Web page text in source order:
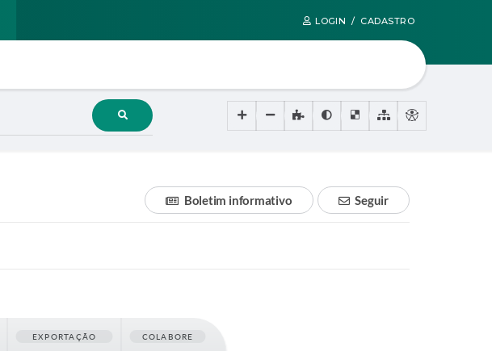
LOGIN / CADASTRO
Seguir
Boletim informativo
EXPORTAÇÃO COLABORE